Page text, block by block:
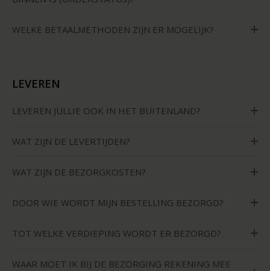
WELKE BETAALMETHODEN ZIJN ER MOGELIJK?
LEVEREN
LEVEREN JULLIE OOK IN HET BUITENLAND?
WAT ZIJN DE LEVERTIJDEN?
WAT ZIJN DE BEZORGKOSTEN?
DOOR WIE WORDT MIJN BESTELLING BEZORGD?
TOT WELKE VERDIEPING WORDT ER BEZORGD?
WAAR MOET IK BIJ DE BEZORGING REKENING MEE